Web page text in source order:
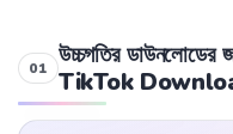
উচ্চগতির
TikTok